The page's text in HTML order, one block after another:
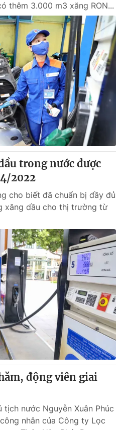
lai
Podcast
Shorts video
VTV Thể thao
Bất động sản
Tấm lòng Việt
Vươn mình bằng AI
thêm 3.000 m3 xăng RON...
trong nước được
2022
cho biết đã chuẩn bị đầy đủ
xăng dầu cho thị trường từ
động viên giai
tịch nước Nguyễn Xuân Phúc
nhân của Công ty Lọc